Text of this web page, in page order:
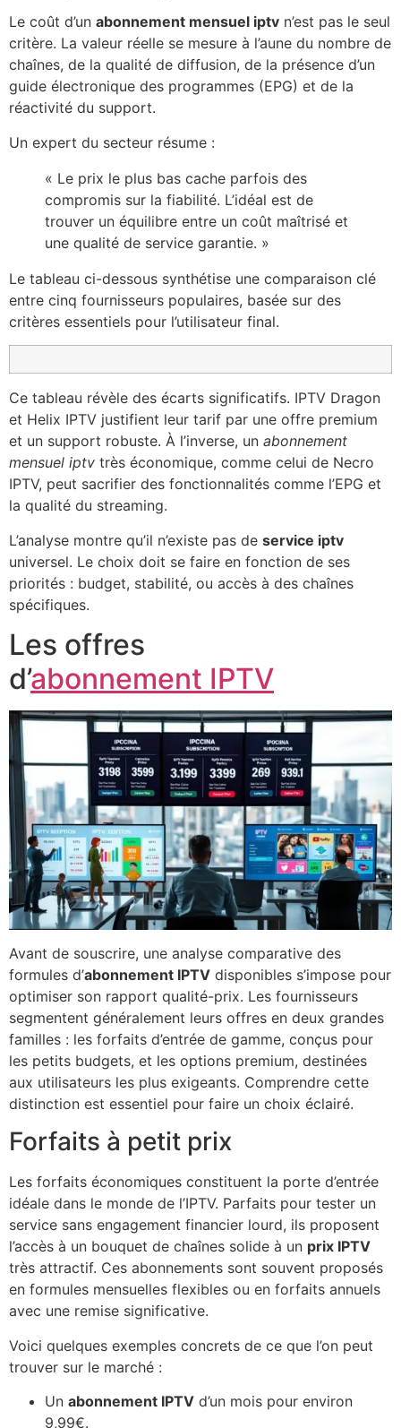
Le coût d’un abonnement mensuel iptv n’est pas le seul
critère. La valeur réelle se mesure à l’aune du nombre de
chaînes, de la qualité de diffusion, de la présence d’un
guide électronique des programmes (EPG) et de la
réactivité du support.
Un expert du secteur résume :
« Le prix le plus bas cache parfois des
compromis sur la fiabilité. L’idéal est de
trouver un équilibre entre un coût maîtrisé et
une qualité de service garantie. »
Le tableau ci-dessous synthétise une comparaison clé
entre cinq fournisseurs populaires, basée sur des
critères essentiels pour l’utilisateur final.
Ce tableau révèle des écarts significatifs. IPTV Dragon
et Helix IPTV justifient leur tarif par une offre premium
et un support robuste. À l’inverse, un abonnement
mensuel iptv très économique, comme celui de Necro
IPTV, peut sacrifier des fonctionnalités comme l’EPG et
la qualité du streaming.
L’analyse montre qu’il n’existe pas de service iptv
universel. Le choix doit se faire en fonction de ses
priorités : budget, stabilité, ou accès à des chaînes
spécifiques.
Les offres
d’abonnement IPTV
Avant de souscrire, une analyse comparative des
formules d’abonnement IPTV disponibles s’impose pour
optimiser son rapport qualité-prix. Les fournisseurs
segmentent généralement leurs offres en deux grandes
familles : les forfaits d’entrée de gamme, conçus pour
les petits budgets, et les options premium, destinées
aux utilisateurs les plus exigeants. Comprendre cette
distinction est essentiel pour faire un choix éclairé.
Forfaits à petit prix
Les forfaits économiques constituent la porte d’entrée
idéale dans le monde de l’IPTV. Parfaits pour tester un
service sans engagement financier lourd, ils proposent
l’accès à un bouquet de chaînes solide à un prix IPTV
très attractif. Ces abonnements sont souvent proposés
en formules mensuelles flexibles ou en forfaits annuels
avec une remise significative.
Voici quelques exemples concrets de ce que l’on peut
trouver sur le marché :
Un abonnement IPTV d’un mois pour environ
9,99€.